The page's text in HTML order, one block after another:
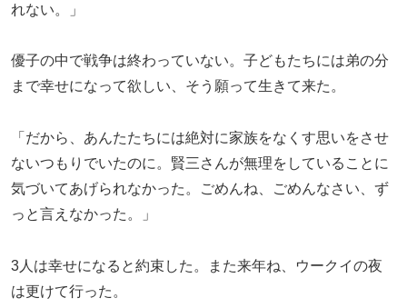
れない。」
優子の中で戦争は終わっていない。子どもたちには弟の分
まで幸せになって欲しい、そう願って生きて来た。
「だから、あんたたちには絶対に家族をなくす思いをさせ
ないつもりでいたのに。賢三さんが無理をしていることに
気づいてあげられなかった。ごめんね、ごめんなさい、ず
っと言えなかった。」
3人は幸せになると約束した。また来年ね、ウークイの夜
は更けて行った。